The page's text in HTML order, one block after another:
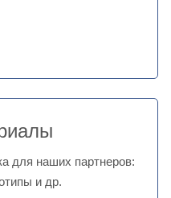
для наших партнеров:
и др.